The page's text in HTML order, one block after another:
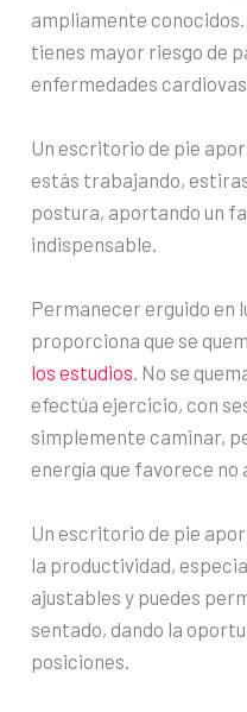
ampliamente
tienes mayor riesgo de
enfermedades
Un escritorio de pie
estás trabajando,
postura, aportando un
indispensable.
Permanecer erguido en
proporciona que se
los estudios. No se
efectúa ejercicio, con
simplemente caminar,
energía que favorece no
Un escritorio de pie
la productividad,
ajustables y puedes
sentado, dando la
posiciones.